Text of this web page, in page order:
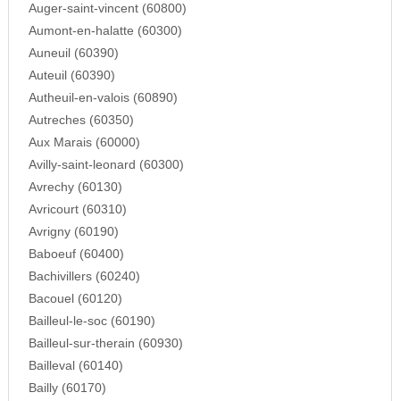
Auger-saint-vincent (60800)
Aumont-en-halatte (60300)
Auneuil (60390)
Auteuil (60390)
Autheuil-en-valois (60890)
Autreches (60350)
Aux Marais (60000)
Avilly-saint-leonard (60300)
Avrechy (60130)
Avricourt (60310)
Avrigny (60190)
Baboeuf (60400)
Bachivillers (60240)
Bacouel (60120)
Bailleul-le-soc (60190)
Bailleul-sur-therain (60930)
Bailleval (60140)
Bailly (60170)